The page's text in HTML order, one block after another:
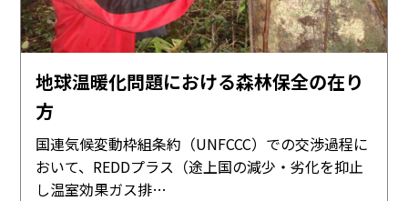
地球温暖化問題における森林保全の在り
方
国連気候変動枠組条約（UNFCCC）での交渉過程に
おいて、REDDプラス（途上国の減少・劣化を抑止
し温室効果ガス排…